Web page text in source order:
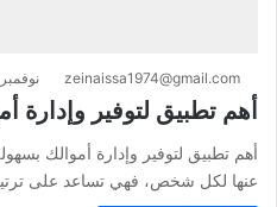
zeinaissa1974@gmail.com نوفمبر 16, 2025
أهم تطبيق لتوفير وإدارة
أهم تطبيق لتوفير وإدارة أموالك
عنها لكل شخص، فهي تساعد على